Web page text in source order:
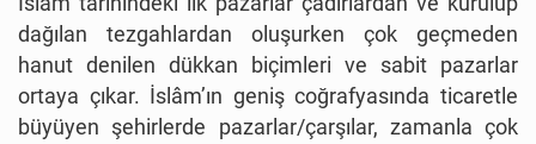
dağılan tezgahlardan oluşurken çok geçmeden
hanut denilen dükkan biçimleri ve sabit pazarlar
ortaya çıkar. İslâm’ın geniş coğrafyasında ticaretle
büyüyen şehirlerde pazarlar/çarşılar, zamanla çok